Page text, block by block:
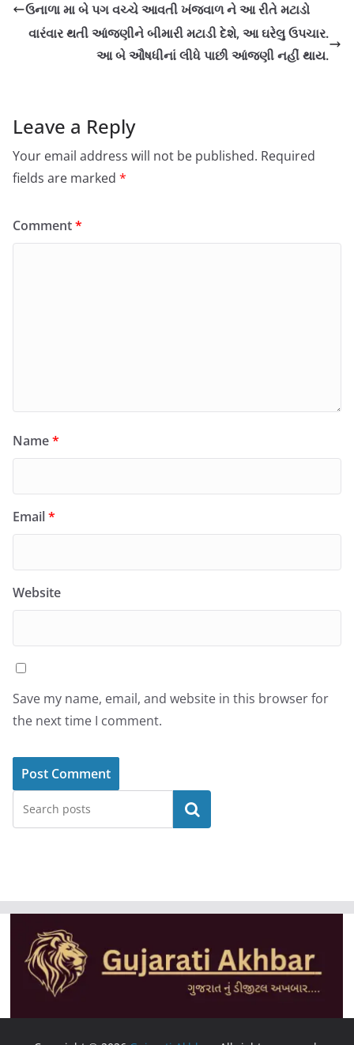
ઉનાળા મા બે પગ વચ્ચે આવતી ખંજવાળ ને આ રીતે મટાડો
વારંવાર થતી આંજણીને બીમારી મટાડી દેશે, આ ઘરેલુ ઉપચાર.
આ બે ઔષધીનાં લીધે પાછી આંજણી નહીં થાય.
Leave a Reply
Your email address will not be published. Required
fields are marked *
Comment*
Name*
Email*
Website
Save my name, email, and website in this browser for
the next time I comment.
Search